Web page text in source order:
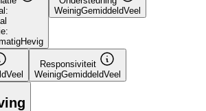
Hevig
WeinigGemiddeldVeel
Veel
Responsiviteit
WeinigGemiddeldVeel